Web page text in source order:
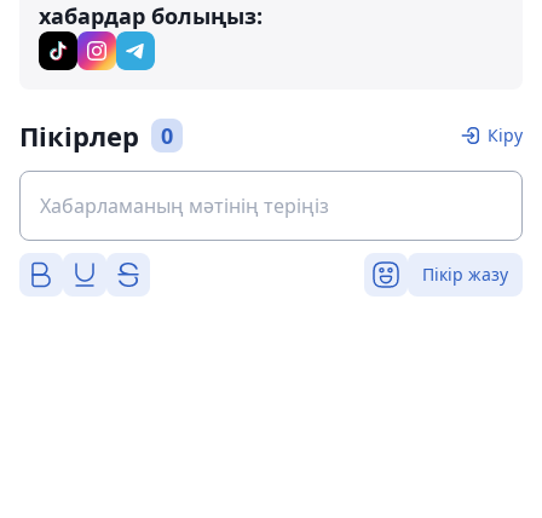
хабардар болыңыз:
Пікірлер 0 Кіру
Пікір жазу